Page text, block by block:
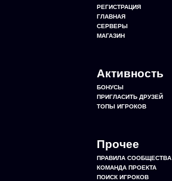
РЕГИСТРАЦИЯ
ГЛАВНАЯ
СЕРВЕРЫ
МАГАЗИН
Активность
БОНУСЫ
ПРИГЛАСИТЬ ДРУЗЕЙ
ТОПЫ ИГРОКОВ
Прочее
ПРАВИЛА СООБЩЕСТВА
КОМАНДА ПРОЕКТА
ПОИСК ИГРОКОВ